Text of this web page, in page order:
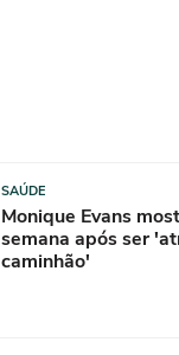
SAÚDE
Monique Evans
semana após ser
caminhão'